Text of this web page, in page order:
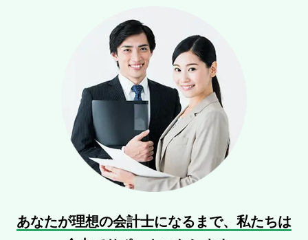
あなたが理想の会計士になるまで、 私たちは